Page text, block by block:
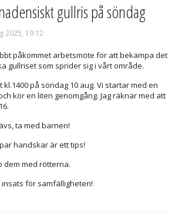
gullris på söndag
2025, 19:12
påkommet arbetsmöte för att bekämpa det
gullriset som sprider sig i vårt område.
på söndag 10 aug. Vi startar med en
kör en liten genomgång. Jag räknar med att
ta med barnen!
handskar är ett tips!
dem med rötterna.
för samfälligheten!